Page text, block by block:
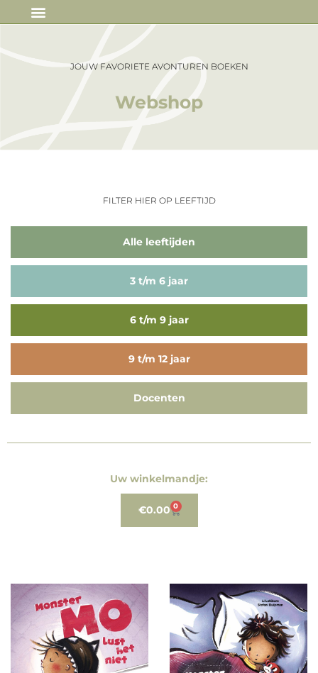
JOUW FAVORIETE AVONTUREN BOEKEN
Webshop
FILTER HIER OP LEEFTIJD
Alle leeftijden
3 t/m 6 jaar
6 t/m 9 jaar
9 t/m 12 jaar
Docenten
Uw winkelmandje:
€0.00 0